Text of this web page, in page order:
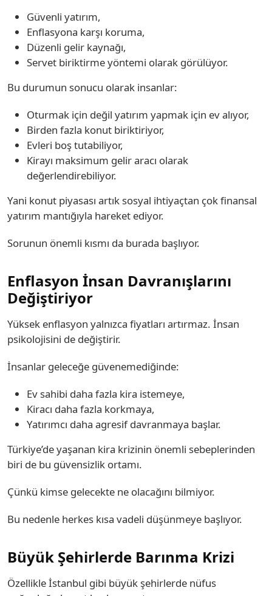
Güvenli yatırım,
Enflasyona karşı koruma,
Düzenli gelir kaynağı,
Servet biriktirme yöntemi olarak görülüyor.
Bu durumun sonucu olarak insanlar:
Oturmak için değil yatırım yapmak için ev alıyor,
Birden fazla konut biriktiriyor,
Evleri boş tutabiliyor,
Kirayı maksimum gelir aracı olarak
değerlendirebiliyor.
Yani konut piyasası artık sosyal ihtiyaçtan çok finansal
yatırım mantığıyla hareket ediyor.
Sorunun önemli kısmı da burada başlıyor.
Enflasyon İnsan Davranışlarını
Değiştiriyor
Yüksek enflasyon yalnızca fiyatları artırmaz. İnsan
psikolojisini de değiştirir.
İnsanlar geleceğe güvenemediğinde:
Ev sahibi daha fazla kira istemeye,
Kiracı daha fazla korkmaya,
Yatırımcı daha agresif davranmaya başlar.
Türkiye’de yaşanan kira krizinin önemli sebeplerinden
biri de bu güvensizlik ortamı.
Çünkü kimse gelecekte ne olacağını bilmiyor.
Bu nedenle herkes kısa vadeli düşünmeye başlıyor.
Büyük Şehirlerde Barınma Krizi
Özellikle İstanbul gibi büyük şehirlerde nüfus